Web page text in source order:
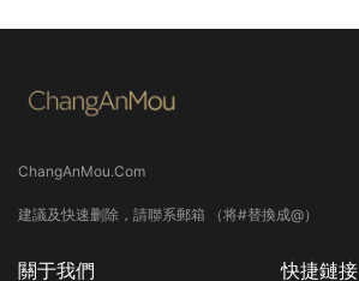
ChangAnMou.Com
建議及快速删除，請聯系郵箱 （将#替換成@）
關于我們 快捷鏈接